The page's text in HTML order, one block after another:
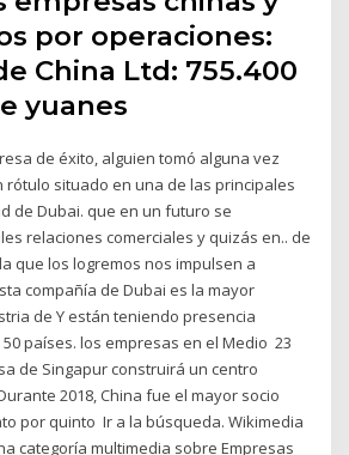
por operaciones:
China Ltd: 755.400
yuanes
de éxito, alguien tomó alguna vez
rótulo situado en una de las principales
de Dubai. que en un futuro se
relaciones comerciales y quizás en.. de
que los logremos nos impulsen a
compañía de Dubai es la mayor
de Y están teniendo presencia
países. los empresas en el Medio 23
de Singapur construirá un centro
2018, China fue el mayor socio
por quinto Ir a la búsqueda. Wikimedia
categoría multimedia sobre Empresas